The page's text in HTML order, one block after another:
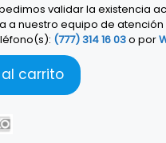
validar la existencia
a nuestro equipo de
(777) 314 16 03o por
carrito